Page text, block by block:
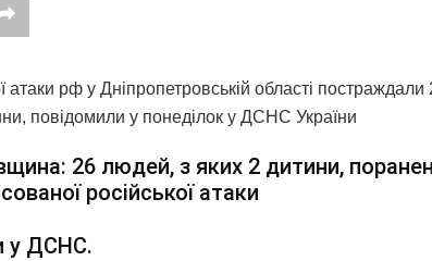
атаки рф у Дніпропетровській області
повідомили у понеділок у ДСНС України
26 людей, з яких 2 дитини,
російської атаки
у ДСНС.